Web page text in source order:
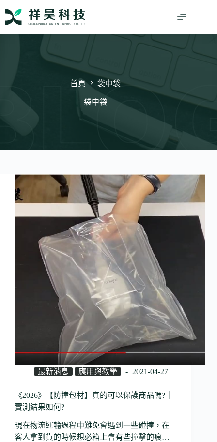
首頁 袋中袋
袋中袋
最新消息 應用與教學 2021-04-27
《2026》【防撞包材】真的可以保護商品嗎?｜
實測結果如何?
現在物流運輸過程中難免會遇到一些碰撞，在
客人拿到貨的時候想必箱上會有些撞擊的痕…